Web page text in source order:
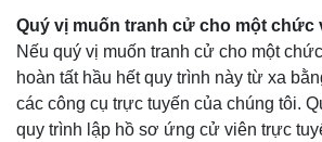
Quý vị muốn tranh cử cho một chức
Nếu quý vị muốn tranh cử cho một
hoàn tất hầu hết quy trình này từ xa
các công cụ trực tuyến của chúng tôi.
quy trình lập hồ sơ ứng cử viên trực